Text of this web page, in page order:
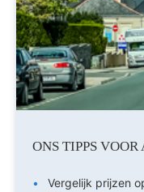
ONS TIPPS
Vergelijk prijzen